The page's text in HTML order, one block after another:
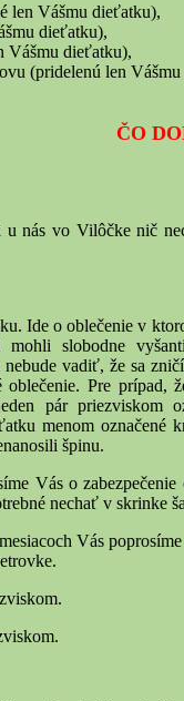
len Vášmu dieťatku),
dieťatku),
Vášmu dieťatku),
(pridelenú len
ČO
u nás vo Vilôčke nič
Ide o oblečenie v
slobodne
vadiť, že sa
oblečenie. Pre
pár
menom
špinu.
Vás o
nechať v skrinke
Vás